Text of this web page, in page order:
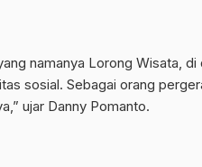
namanya Lorong Wisata,
sosial. Sebagai orang
ujar Danny Pomanto.